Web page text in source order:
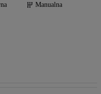
Manualna